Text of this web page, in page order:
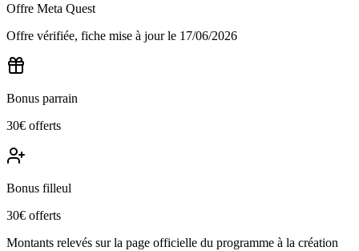
Offre Meta Quest
Offre vérifiée, fiche mise à jour le 17/06/2026
Bonus parrain
30€ offerts
Bonus filleul
30€ offerts
Montants relevés sur la page officielle du programme à la création